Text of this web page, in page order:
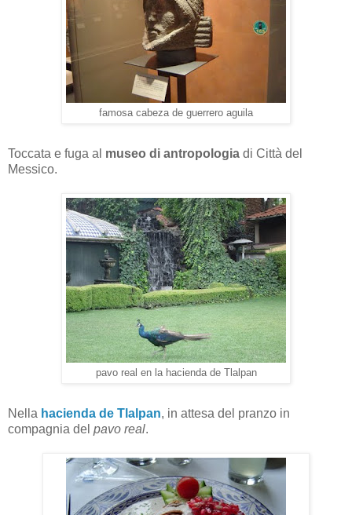
famosa cabeza de guerrero aguila
Toccata e fuga al museo di antropologia di Città del
Messico.
pavo real en la hacienda de Tlalpan
Nella hacienda de Tlalpan, in attesa del pranzo in
compagnia del pavo real.